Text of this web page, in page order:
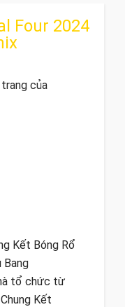
Four 2024
của
Kết Bóng Rổ
Bang
tổ chức từ
Kết